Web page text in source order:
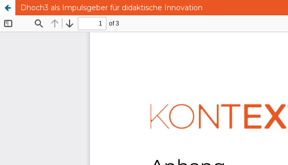
Dhoch3 als Impulsgeber für didaktische Innovation